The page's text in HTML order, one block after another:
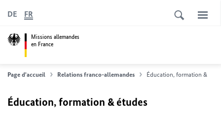
Missions allemandes
en France
DE FR
Page d'accueil Relations franco-allemandes Éducation, formation &
Éducation, formation & études